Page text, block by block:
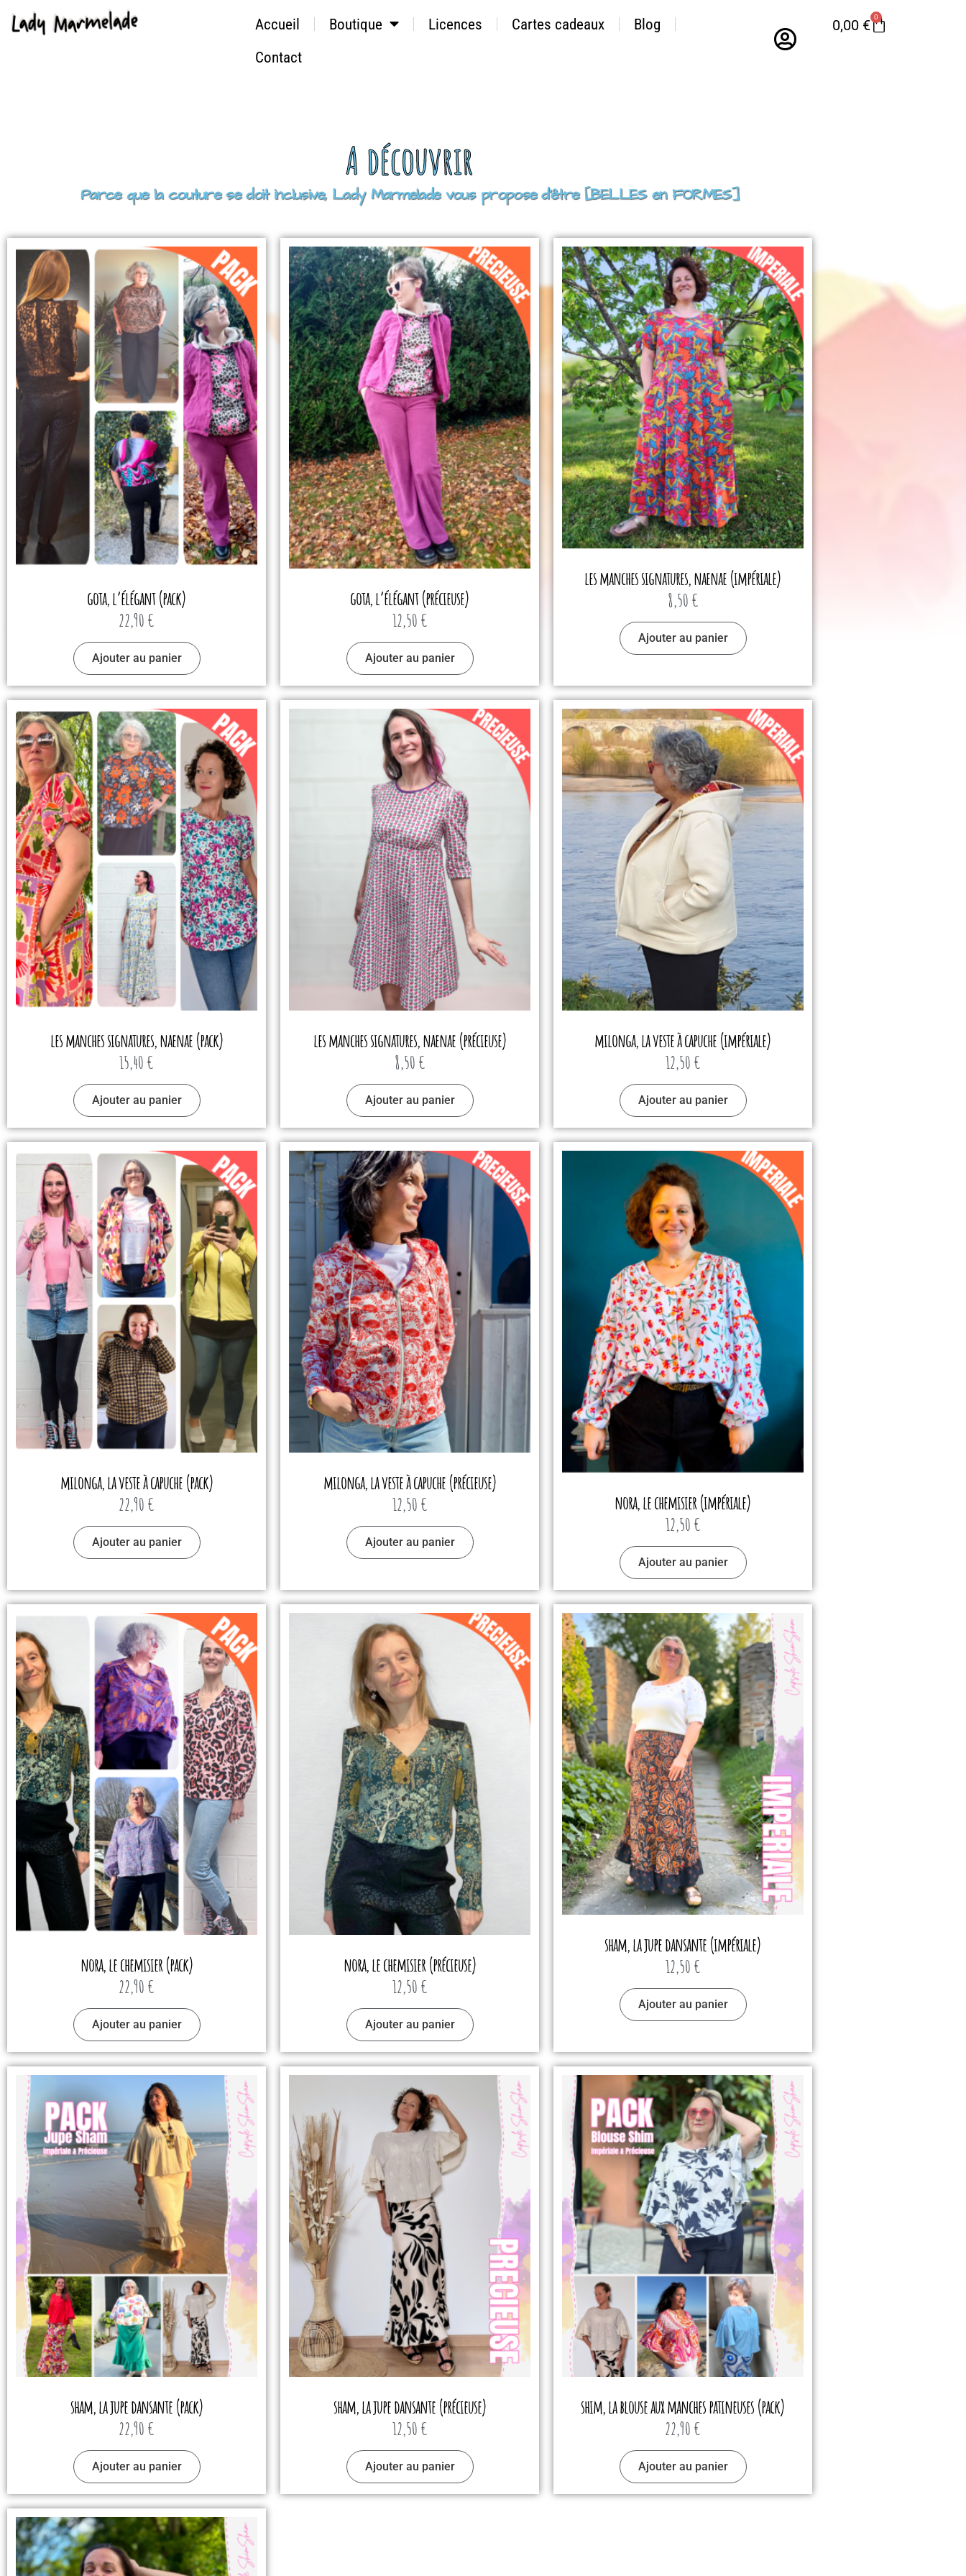
Accueil Boutique Licences Cartes cadeaux
Blog
Contact
0,00 € 0
A découvrir
Parce que la couture se doit inclusive, Lady Marmelade vous propose d’être [BELLES en FORMES]
gota, l’élégant (pack)
22,90 €
Ajouter au panier
gota, l’élégant (précieuse)
12,50 €
Ajouter au panier
les manches signatures, naenae (impériale)
8,50 €
Ajouter au panier
les manches signatures, naenae (pack)
15,40 €
Ajouter au panier
les manches signatures, naenae (précieuse)
8,50 €
Ajouter au panier
milonga, la veste à capuche (impériale)
12,50 €
Ajouter au panier
milonga, la veste à capuche (pack)
22,90 €
Ajouter au panier
milonga, la veste à capuche (précieuse)
12,50 €
Ajouter au panier
nora, le chemisier (impériale)
12,50 €
Ajouter au panier
nora, le chemisier (pack)
22,90 €
Ajouter au panier
nora, le chemisier (précieuse)
12,50 €
Ajouter au panier
sham, la jupe dansante (impériale)
12,50 €
Ajouter au panier
sham, la jupe dansante (pack)
22,90 €
Ajouter au panier
sham, la jupe dansante (précieuse)
12,50 €
Ajouter au panier
shim, la blouse aux manches patineuses (pack)
22,90 €
Ajouter au panier